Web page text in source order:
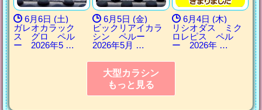
6月6日 (土)
ガレオカラック
ス グロ ペル
ー 2026年5 …
6月5日 (金)
ビックリアイカラ
シン ペルー
2026年5月 …
6月4日 (木)
リシオダス ミク
ロレピス ペル
ー 2026年 …
大型カラシン
もっと見る